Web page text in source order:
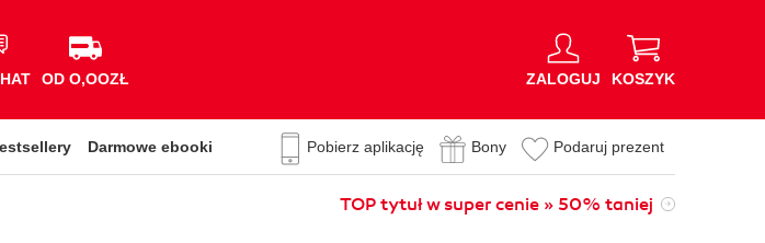
OD O,OOZŁ ZALOGUJ KOSZYK
Darmowe ebooki Pobierz aplikację Bony Podaruj prezent
TOP tytuł w super cenie » 50% taniej